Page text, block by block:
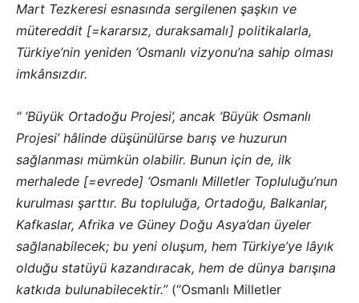
Mart Tezkeresi esnasında sergilenen şaşkın ve
mütereddit [=kararsız, duraksamalı] politikalarla,
Türkiye’nin yeniden ‘Osmanlı vizyonu’na sahip olması
imkânsızdır.
“ ‘Büyük Ortadoğu Projesi’, ancak ‘Büyük Osmanlı
Projesi’ hâlinde düşünülürse barış ve huzurun
sağlanması mümkün olabilir. Bunun için de, ilk
merhalede [=evrede] ‘Osmanlı Milletler Topluluğu’nun
kurulması şarttır. Bu topluluğa, Ortadoğu, Balkanlar,
Kafkaslar, Afrika ve Güney Doğu Asya’dan üyeler
sağlanabilecek; bu yeni oluşum, hem Türkiye’ye lâyık
olduğu statüyü kazandıracak, hem de dünya barışına
katkıda bulunabilecektir.”(“Osmanlı Milletler